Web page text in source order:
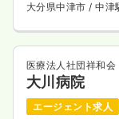
大分県中津市/ 中津
医療法人社団祥和会
大川病院
エージェント求人